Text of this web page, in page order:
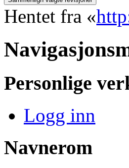
Hentet fra «
Personlige
Logg inn
Navnerom